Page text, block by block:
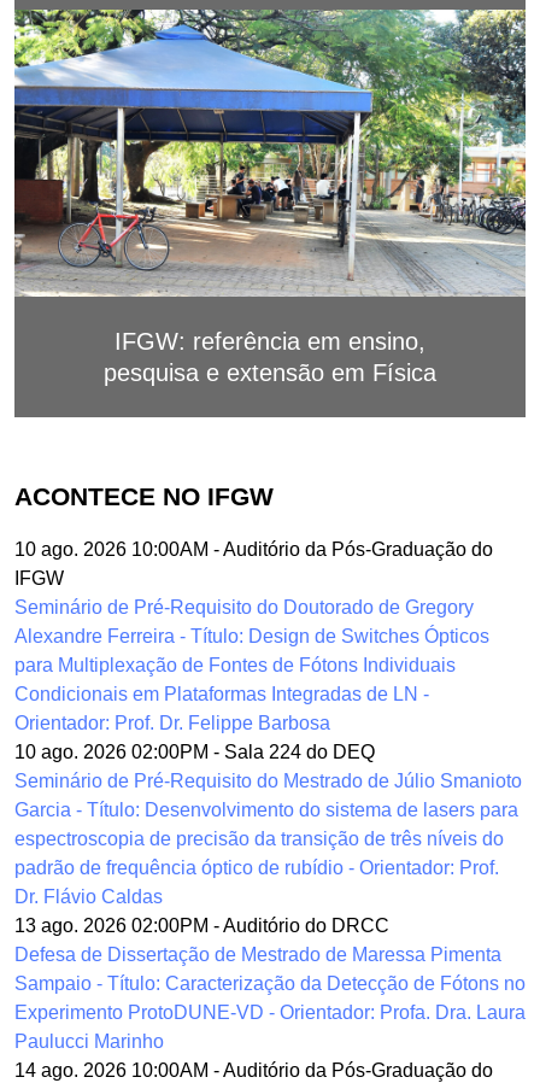
IFGW: referência em ensino,
pesquisa e extensão em Física
ACONTECE NO IFGW
10 ago. 2026 10:00AM -Auditório da Pós-Graduação do
IFGW
Seminário de Pré-Requisito do Doutorado de Gregory
Alexandre Ferreira - Título: Design de Switches Ópticos
para Multiplexação de Fontes de Fótons Individuais
Condicionais em Plataformas Integradas de LN -
Orientador: Prof. Dr. Felippe Barbosa
10 ago. 2026 02:00PM - Sala 224 do DEQ
Seminário de Pré-Requisito do Mestrado de Júlio Smanioto
Garcia - Título: Desenvolvimento do sistema de lasers para
espectroscopia de precisão da transição de três níveis do
padrão de frequência óptico de rubídio - Orientador: Prof.
Dr. Flávio Caldas
13 ago. 2026 02:00PM -Auditório do DRCC
Defesa de Dissertação de Mestrado de Maressa Pimenta
Sampaio - Título: Caracterização da Detecção de Fótons no
Experimento ProtoDUNE-VD - Orientador: Profa. Dra. Laura
Paulucci Marinho
14 ago. 2026 10:00AM -Auditório da Pós-Graduação do